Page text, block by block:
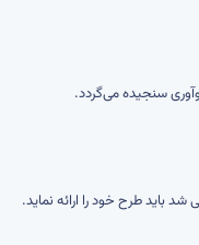
سنجیده می‌گردد.
شد باید طرح خود را ارائه نماید.